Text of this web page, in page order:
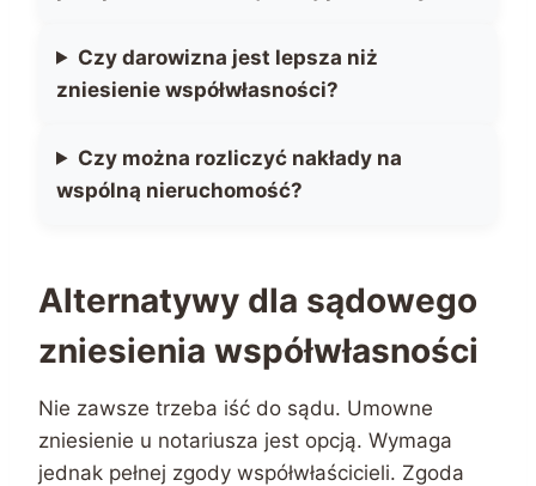
Czy darowizna jest lepsza niż
zniesienie współwłasności?
Czy można rozliczyć nakłady na
wspólną nieruchomość?
Alternatywy dla sądowego
zniesienia współwłasności
Nie zawsze trzeba iść do sądu. Umowne
zniesienie u notariusza jest opcją. Wymaga
jednak pełnej zgody współwłaścicieli. Zgoda